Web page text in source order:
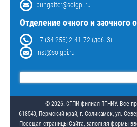
buhgalter@solgpi.ru
Отделение очного и заочного
+7 (34 253) 2-41-72 (доб. 3)
inst@solgpi.ru
© 2026. СГПИ филиал ПГНИУ. Все
618540, Пермский край, г. Соликамск, ул.
Посещая страницы Сайта, заполняя формы